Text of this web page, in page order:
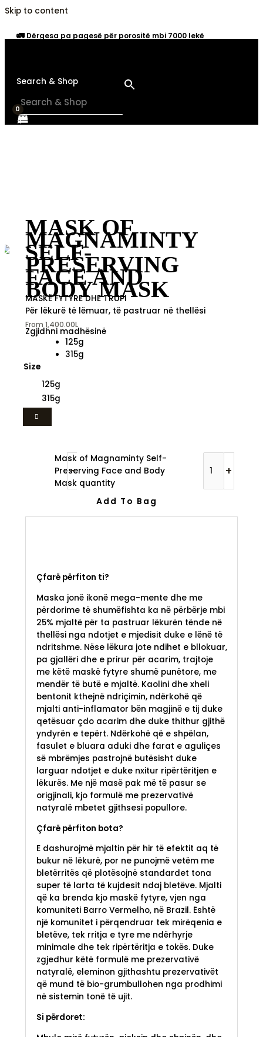
Skip to content
🚛Dërgesa pa pagesë për porositë mbi 7000 lekë
Search & Shop
×
MASK OF
MAGNAMINTY
SELF-
PRESERVING
FACE AND
BODY MASK
From 1,400.00L
MASKË FYTYRE DHE TRUPI
Për lëkurë të lëmuar, të pastruar në thellësi
Zgjidhni madhësinë
Size
125g
315g
125g
315g
-
Mask of Magnaminty Self-
Preserving Face and Body
Mask quantity
+
Add To Bag
Çfarë përfiton ti?
Maska jonë ikonë mega-mente dhe me
përdorime të shumëfishta ka në përbërje mbi
25% mjaltë për ta pastruar lëkurën tënde në
thellësi nga ndotjet e mjedisit duke e lënë të
ndritshme. Nëse lëkura jote ndihet e bllokuar,
pa gjallëri dhe e prirur për acarim, trajtoje
me këtë maskë fytyre shumë punëtore, me
mendër të butë e mjaltë. Kaolini dhe xheli
bentonit kthejnë ndriçimin, ndërkohë që
mjalti anti-inflamator bën magjinë e tij duke
qetësuar çdo acarim dhe duke thithur gjithë
yndyrën e tepërt. Ndërkohë që e shpëlan,
fasulet e bluara aduki dhe farat e aguliçes
së mbrëmjes pastrojnë butësisht duke
larguar ndotjet e duke nxitur ripërtëritjen e
lëkurës. Me një masë pak më të pasur se
origjinali, kjo formulë me prezervativë
natyralë mbetet gjithsesi popullore.
Çfarë përfiton bota?
E dashurojmë mjaltin për hir të efektit aq të
bukur në lëkurë, por ne punojmë vetëm me
bletërritës që plotësojnë standardet tona
super të larta të kujdesit ndaj bletëve. Mjalti
që ka brenda kjo maskë fytyre, vjen nga
komuniteti Barro Vermelho, në Brazil. Është
një komunitet i përqendruar tek mirëqenia e
bletëve, tek rritja e tyre me ndërhyrje
minimale dhe tek ripërtëritja e tokës. Duke
zgjedhur këtë formulë me prezervativë
natyralë, eleminon gjithashtu prezervativët
që mund të bio-grumbullohen nga prodhimi
në sistemin tonë të ujit.
Si përdoret: